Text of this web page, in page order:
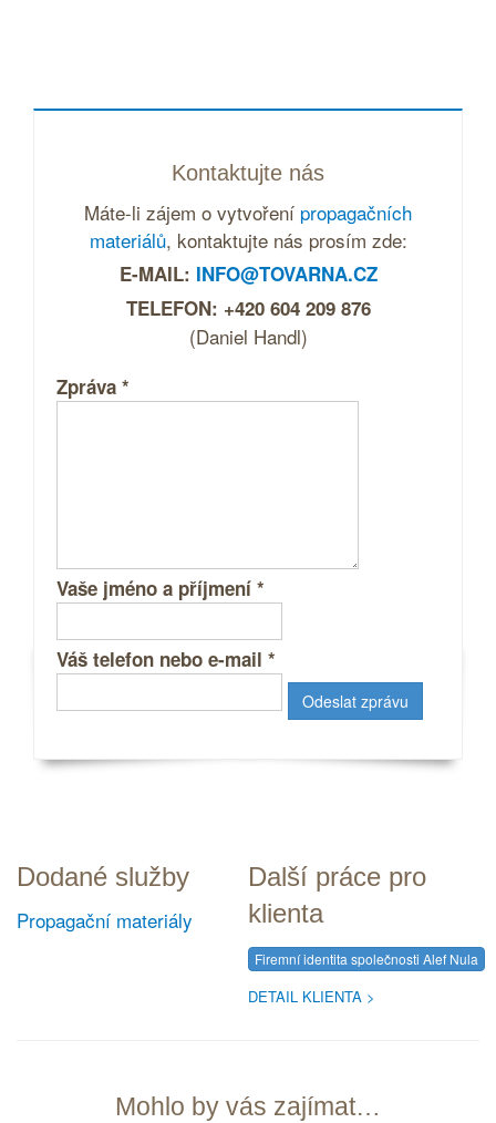
Kontaktujte nás
Máte-li zájem o vytvoření propagačních
materiálů, kontaktujte nás prosím zde:
E-MAIL: INFO@TOVARNA.CZ
TELEFON: +420 604 209 876
(Daniel Handl)
Zpráva *
Vaše jméno a příjmení *
Váš telefon nebo e-mail *
Dodané služby
Propagační materiály
Další práce pro
klienta
Firemní identita společnosti Alef Nula
DETAIL KLIENTA
Mohlo by vás zajímat…